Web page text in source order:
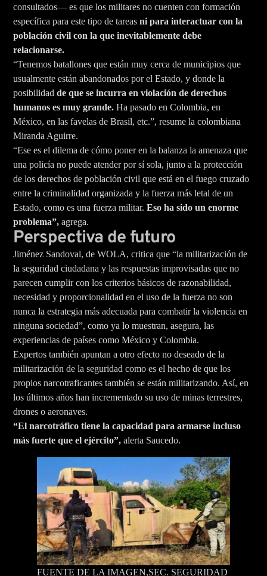
consultados— es que los militares no cuenten con formación
específica para este tipo de tareas ni para interactuar con la
población civil con la que inevitablemente debe
relacionarse.
“Tenemos batallones que están muy cerca de municipios que
usualmente están abandonados por el Estado, y donde la
posibilidadde que se incurra en violación de derechos
humanos es muy grande. Ha pasado en Colombia, en
México, en las favelas de Brasil, etc.”, resume la colombiana
Miranda Aguirre.
“Ese es el dilema de cómo poner en la balanza la amenaza que
una policía no puede atender por sí sola, junto a la protección
de los derechos de población civil que está en el fuego cruzado
entre la criminalidad organizada y la fuerza más letal de un
Estado, como es una fuerza militar.Eso ha sido un enorme
problema”, agrega.
Perspectiva de futuro
Jiménez Sandoval, de WOLA, critica que “la militarización de
la seguridad ciudadana y las respuestas improvisadas que no
parecen cumplir con los criterios básicos de razonabilidad,
necesidad y proporcionalidad en el uso de la fuerza no son
nunca la estrategia más adecuada para combatir la violencia en
ninguna sociedad”, como ya lo muestran, asegura, las
experiencias de países como México y Colombia.
Expertos también apuntan a otro efecto no deseado de la
militarización de la seguridad como es el hecho de que los
propios narcotraficantes también se están militarizando. Así, en
los últimos años han incrementado su uso de minas terrestres,
drones o aeronaves.
“El narcotráfico tiene la capacidad para armarse incluso
más fuerte que el ejército”, alerta Saucedo.
FUENTE DE LA IMAGEN,SEC. SEGURIDAD